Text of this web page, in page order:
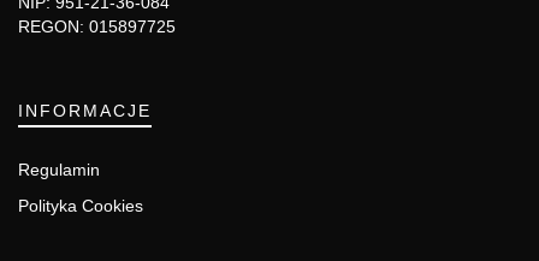
REGON: 015897725
INFORMACJE
Regulamin
Polityka Cookies